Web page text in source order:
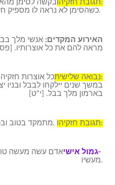
תגובת חזקיהו:
כשהסימן לא נראה לו מספיק חזק הוא מבקש סימן אחר.
האירוע המקדים: אנשי מלך
מראה להם את כל אוצרותיו.
נבואה שלישית:
במשך שנים יילקחו לבבל ובניו
בארמון מלך בבל. [י”ט]
תגובת חזקיהו: מתמקד בטוב ובכך שהדבר לא יקרה בימיו.
גמול אישי-
אדם עשה מעשה
מעשיו.